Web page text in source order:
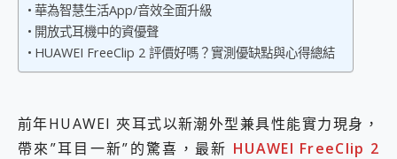
是螢幕也是電視! 一機超多用途「MSI微星 Modern MD272UPSW 27型」 4K IPS 輕薄商用智慧聯網螢幕 開箱 評測
realme 14 Pro 超硬軍規、冰感變色實測，realme 14 5G 遊戲戰鬥值爆表，效能x娛樂全都要！
iPhone、Apple Watch、AirPods耳機 三個設備充電一起搞定 ONPRO MagReact™ M3 3 in 1可攜摺疊無線充電器 開箱 評測
25種洗烘模式一機搞定! Roborock 衣莉莎白 H1 Neo分子篩洗脫烘 AI 滾筒洗衣機
給 MSI Claw 系列電競掌機 最完美的家 MSI Nest Docking Station 掌機專屬擴充底座 開箱 評測
華為智慧生活App/音效全面升級
開放式耳機中的資優聲
HUAWEI FreeClip 2 評價好嗎？實測優缺點與心得總結
前年HUAWEI 夾耳式以新潮外型兼具性能實力現身，
帶來”耳目一新”的驚喜，最新 HUAWEI FreeClip 2